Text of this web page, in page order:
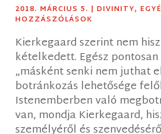
2018. MÁRCIUS 5. |DIVINITY,
HOZZÁSZÓLÁSOK
Kierkegaard szerint nem
kételkedett. Egész
„másként senki nem juthat
botránkozás lehetősége
Istenemberben való
van, mondja Kierkegaard,